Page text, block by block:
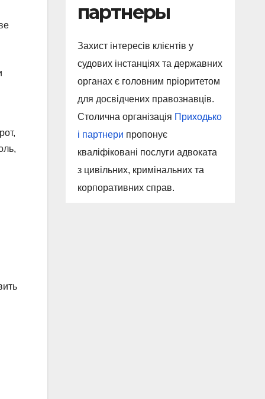
партнеры
Захист інтересів клієнтів у
судових інстанціях та державних
органах є головним пріоритетом
для досвідчених правознавців.
Столична організація Приходько
і партнери пропонує
кваліфіковані послуги адвоката
з цивільних, кримінальних та
корпоративних справ.